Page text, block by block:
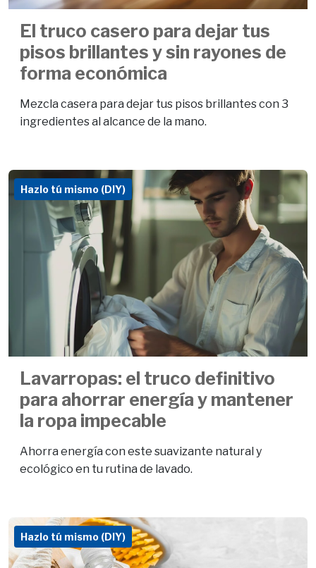
El truco casero para dejar tus
pisos brillantes y sin rayones de
forma económica
Mezcla casera para dejar tus pisos brillantes con 3
ingredientes al alcance de la mano.
Hazlo tú mismo (DIY)
Lavarropas: el truco definitivo
para ahorrar energía y mantener
la ropa impecable
Ahorra energía con este suavizante natural y
ecológico en tu rutina de lavado.
Hazlo tú mismo (DIY)